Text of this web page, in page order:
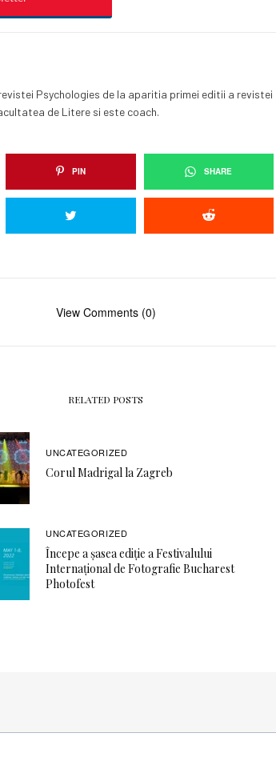
Psychologies de la aparitia primei editii a revistei
de Litere si este coach.
PIN SHARE
View Comments (0)
RELATED POSTS
UNCATEGORIZED
Corul Madrigal la Zagreb
UNCATEGORIZED
Începe a șasea ediție a Festivalului
Internațional de Fotografie Bucharest
Photofest